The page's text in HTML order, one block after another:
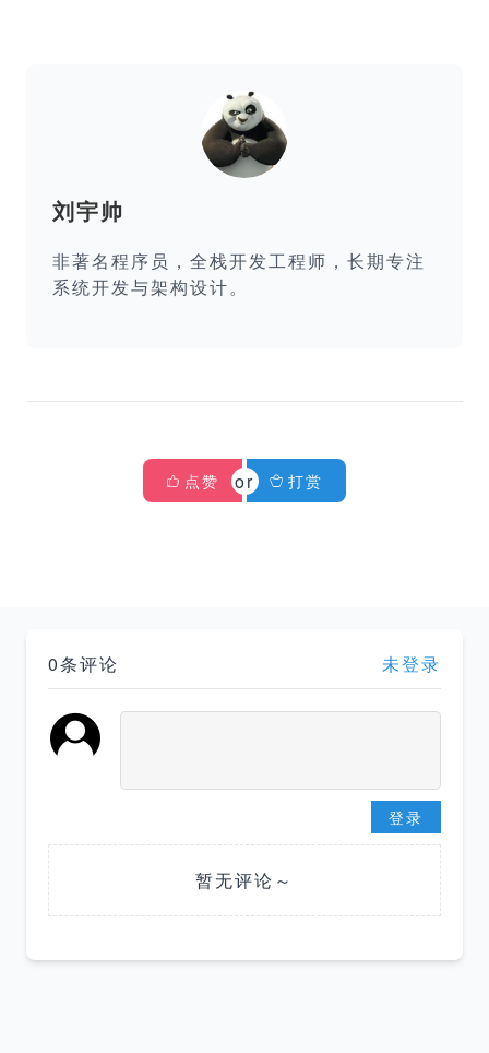
刘宇帅
非著名程序员，全栈开发工程师，长期专注
系统开发与架构设计。
点赞 打赏
0条评论 未登录
登录
暂无评论～